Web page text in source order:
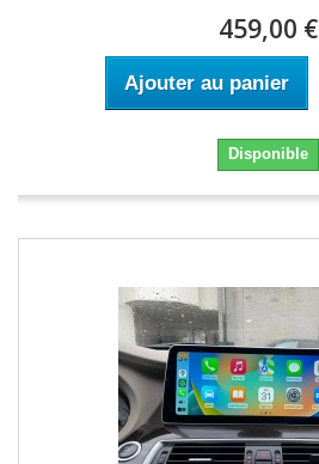
459,00 €
Ajouter au panier
Disponible